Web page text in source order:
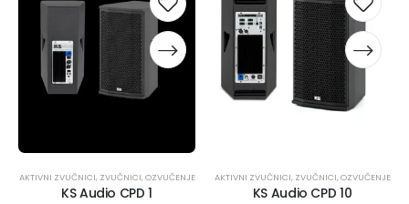
AKTIVNI ZVUČNICI, ZVUČNICI,OZVUČENJE
KS Audio CPD 1
AKTIVNI ZVUČNICI, ZVUČNICI,OZVUČENJE
KS Audio CPD 10